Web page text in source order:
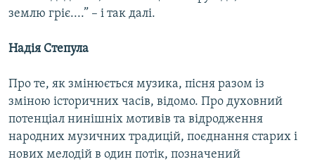
землю гріє....” – і так далі.
Надія Степула
Про те, як змінюється музика, пісня разом із
зміною історичних часів, відомо. Про духовний
потенціал нинішніх мотивів та відродження
народних музичних традицій, поєднання старих і
нових мелодій в один потік, позначений